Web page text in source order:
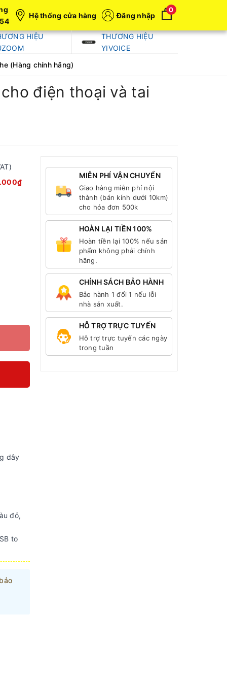
Hệ thống cửa hàng Đăng nhập
0
HIỆU
THƯƠNG HIỆU
YIVOICE
(Hàng chính hãng)
điện thoại và tai
dây
đỏ,
to
MIỄN PHÍ VẬN CHUYỂN
Giao hàng miễn phí nội
thành (bán kính dưới 10km)
cho hóa đơn 500k
HOÀN LẠI TIỀN 100%
Hoàn tiền lại 100% nếu sản
phẩm không phải chính
hãng.
CHÍNH SÁCH BẢO HÀNH
Bảo hành 1 đổi 1 nếu lỗi
nhà sản xuất.
HỖ TRỢ TRỰC TUYẾN
Hỗ trợ trực tuyến các ngày
trong tuần